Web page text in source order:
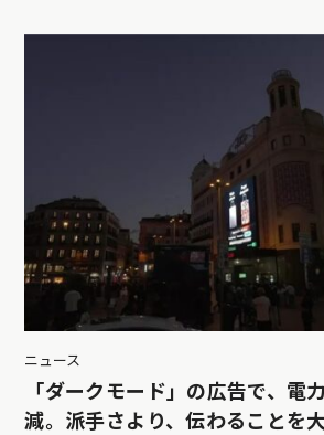
ニュース
「ダークモード」の広告で、電
減。派手さより、伝わることを